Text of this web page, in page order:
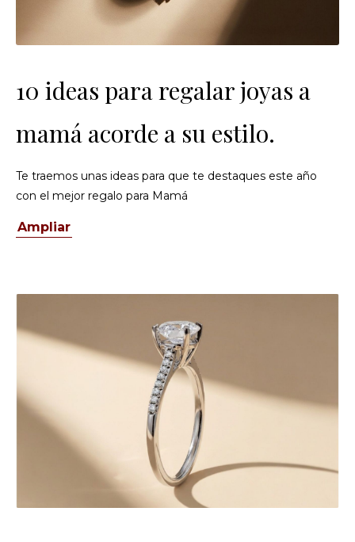
10 ideas para regalar joyas a
mamá acorde a su estilo.
Te traemos unas ideas para que te destaques este año
con el mejor regalo para Mamá
Ampliar